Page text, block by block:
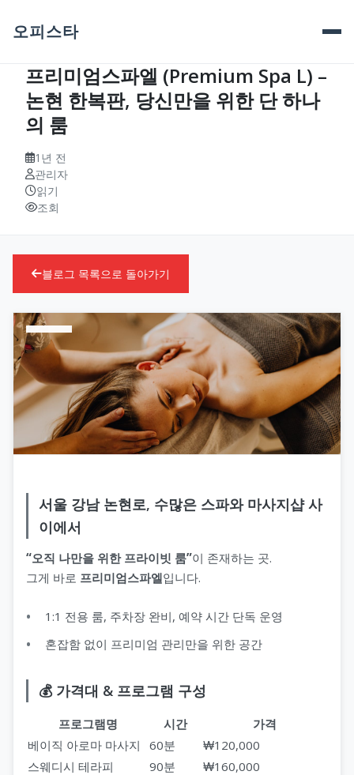
오피스타
프리미엄스파엘 (Premium Spa L) –
논현 한복판, 당신만을 위한 단 하나
의 룸
1년 전
관리자
읽기
조회
블로그 목록으로 돌아가기
서울 강남 논현로, 수많은 스파와 마사지샵 사
이에서
“오직 나만을 위한 프라이빗 룸”이 존재하는 곳.
그게 바로 프리미엄스파엘입니다.
1:1 전용 룸, 주차장 완비, 예약 시간 단독 운영
혼잡함 없이 프리미엄 관리만을 위한 공간
💰 가격대 & 프로그램 구성
프로그램명 시간
가격
베이직 아로마 마사지
60분
₩120,000
스웨디시 테라피
90분
₩160,000